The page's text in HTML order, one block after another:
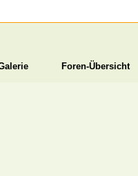
Foren-Übersicht